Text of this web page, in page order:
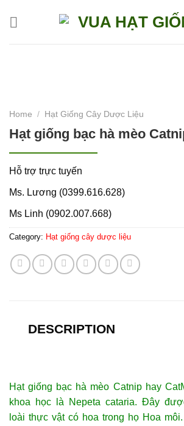
Home / Hạt Giống Cây Dược Liệu
Hạt giống bạc hà mèo
Hỗ trợ trực tuyến
Ms. Lương (0399.616.628)
Ms Linh (0902.007.668)
Category: Hạt giống cây dược liệu
DESCRIPTION
Hạt giống bạc hà mèo Catniphay
khoa học là Nepeta cataria. Đây
loài thực vật có hoa trong họ Hoa